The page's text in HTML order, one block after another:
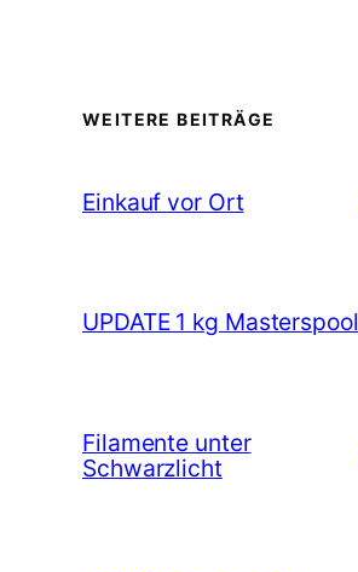
WEITERE BEITRÄGE
Einkauf vor Ort
UPDATE 1 kg Masterspool
Filamente unter
Schwarzlicht